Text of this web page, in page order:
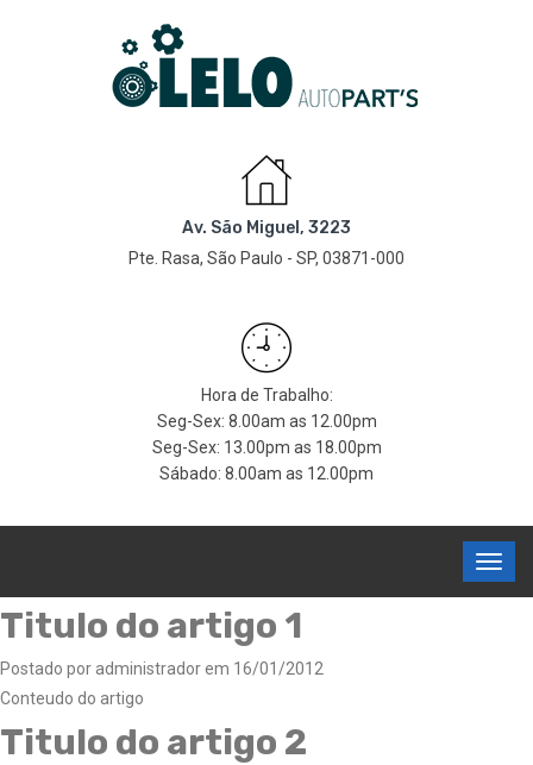
Av. São Miguel, 3223
Pte. Rasa, São Paulo - SP, 03871-000
Hora de Trabalho:
Seg-Sex: 8.00am as 12.00pm
Seg-Sex: 13.00pm as 18.00pm
Sábado: 8.00am as 12.00pm
Titulo do artigo 1
Postado por administrador em 16/01/2012
Conteudo do artigo
Titulo do artigo 2